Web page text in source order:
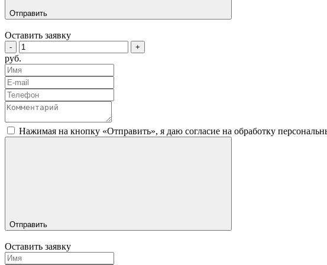
Отправить
Оставить заявку
- +
руб.
Нажимая на кнопку «Отправить», я даю согласие на обработку
Отправить
Оставить заявку